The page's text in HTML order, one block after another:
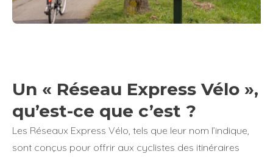
Un « Réseau Express Vélo »,
qu’est-ce que c’est ?
Les Réseaux Express Vélo, tels que leur nom l’indique,
sont conçus pour offrir aux cyclistes des itinéraires